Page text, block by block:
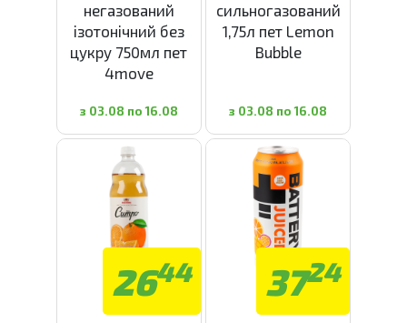
негазований
ізотонічний без
цукру 750мл пет
4move
з 03.08 по 16.08
сильногазований
1,75л пет Lemon
Bubble
з 03.08 по 16.08
2644 3724